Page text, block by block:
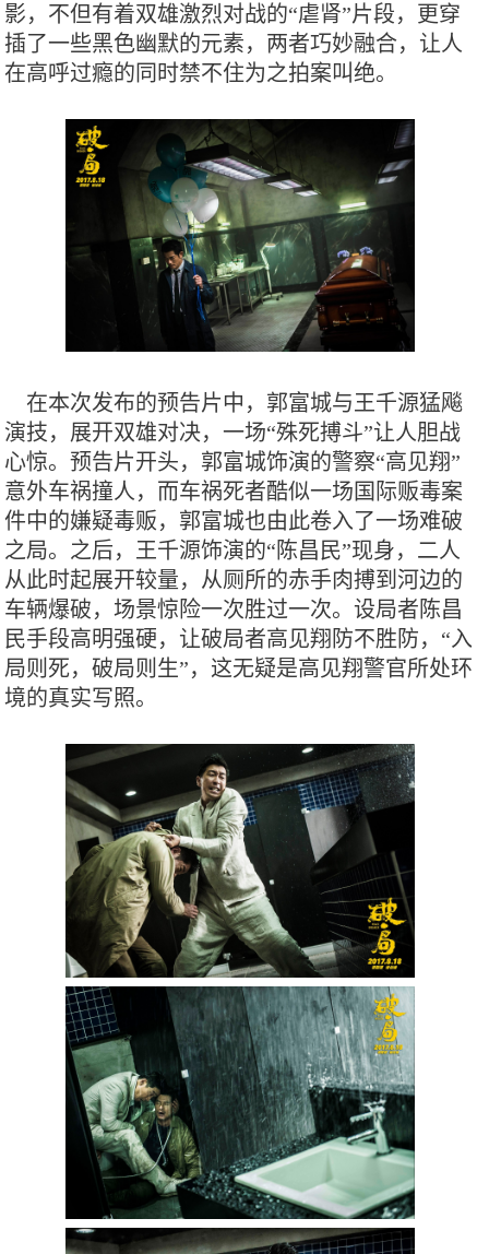
影，不但有着双雄激烈对战的“虐肾”片段，更穿
插了一些黑色幽默的元素，两者巧妙融合，让人
在高呼过瘾的同时禁不住为之拍案叫绝。
在本次发布的预告片中，郭富城与王千源猛飚
演技，展开双雄对决，一场“殊死搏斗”让人胆战
心惊。预告片开头，郭富城饰演的警察“高见翔”
意外车祸撞人，而车祸死者酷似一场国际贩毒案
件中的嫌疑毒贩，郭富城也由此卷入了一场难破
之局。之后，王千源饰演的“陈昌民”现身，二人
从此时起展开较量，从厕所的赤手肉搏到河边的
车辆爆破，场景惊险一次胜过一次。设局者陈昌
民手段高明强硬，让破局者高见翔防不胜防，“入
局则死，破局则生”，这无疑是高见翔警官所处环
境的真实写照。